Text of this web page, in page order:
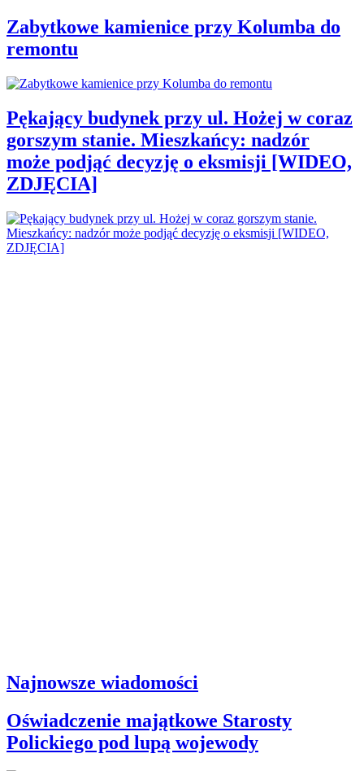
Zabytkowe kamienice przy Kolumba do
remontu
Pękający budynek przy ul. Hożej w coraz
gorszym stanie. Mieszkańcy: nadzór
może podjąć decyzję o eksmisji [WIDEO,
ZDJĘCIA]
Najnowsze wiadomości
Oświadczenie majątkowe Starosty
Polickiego pod lupą wojewody